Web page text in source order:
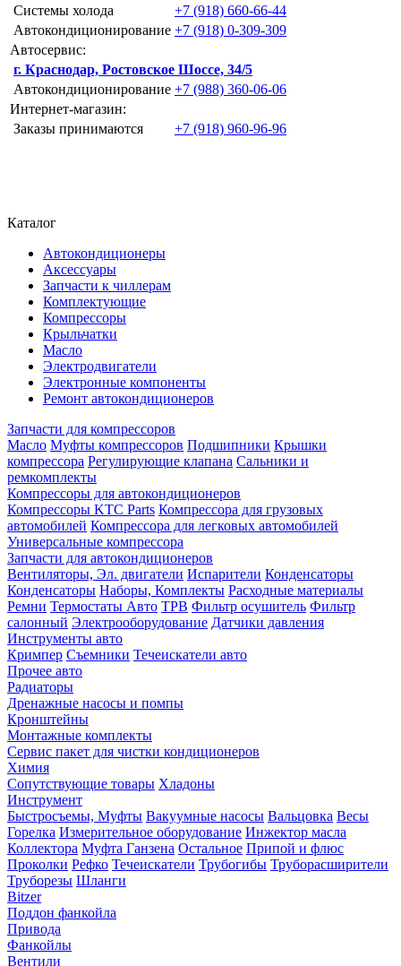
Системы холода
+7 (918) 660-66-44
Автокондиционирование +7 (918) 0-309-309
Автосервис:
г. Краснодар, Ростовское Шоссе, 34/5
Автокондиционирование +7 (988) 360-06-06
Интернет-магазин:
Заказы принимаются
+7 (918) 960-96-96
Каталог
Автокондиционеры
Аксессуары
Запчасти к чиллерам
Комплектующие
Компрессоры
Крыльчатки
Масло
Электродвигатели
Электронные компоненты
Ремонт автокондиционеров
Запчасти для компрессоров
Масло Муфты компрессоров Подшипники Крышки
компрессора Регулирующие клапана Сальники и
ремкомплекты
Компрессоры для автокондиционеров
Компрессоры KTC Parts Компрессора для грузовых
автомобилей Компрессора для легковых автомобилей
Универсальные компрессора
Запчасти для автокондиционеров
Вентиляторы, Эл. двигатели Испарители Конденсаторы
Конденсаторы Наборы, Комплекты Расходные материалы
Ремни Термостаты Авто ТРВ Фильтр осушитель Фильтр
салонный Электрооборудование Датчики давления
Инструменты авто
Кримпер Съемники Течеискатели авто
Прочее авто
Радиаторы
Дренажные насосы и помпы
Кронштейны
Монтажные комплекты
Сервис пакет для чистки кондиционеров
Химия
Сопутствующие товары Хладоны
Инструмент
Быстросъемы, Муфты Вакуумные насосы Вальцовка Весы
Горелка Измерительное оборудование Инжектор масла
Коллектора Муфта Ганзена Остальное Припой и флюс
Проколки Рефко Течеискатели Трубогибы Труборасширители
Труборезы Шланги
Bitzer
Поддон фанкойла
Привода
Фанкойлы
Вентили